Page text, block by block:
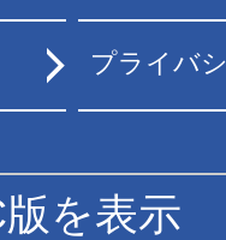
プライバ
を表示